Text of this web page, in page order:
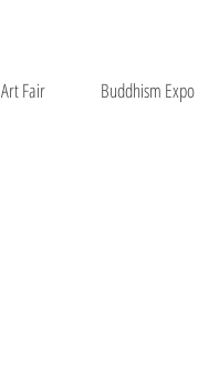
Art Fair Buddhism Expo